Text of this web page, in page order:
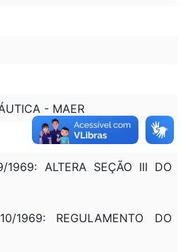
- MAER
ALTERA SEÇÃO III DO
1969: REGULAMENTO DO